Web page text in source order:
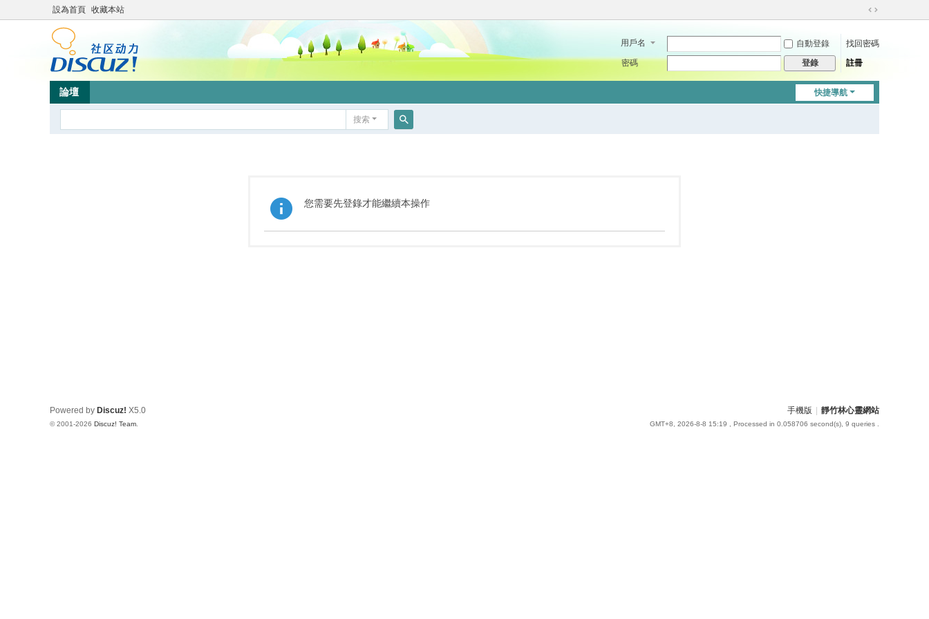
設為首頁 收藏本站
切
到
用戶名 自動登錄
找回密碼
密碼
登錄 註冊
快捷導航
論壇
搜索
您需要先登錄才能繼續本操作
手機版 靜竹林心靈網站
GMT+8, 2026-8-8 15:19 , Processed in 0.058706 second(s), 9 queries .
Powered by Discuz! X5.0
© 2001-2026 Discuz! Team